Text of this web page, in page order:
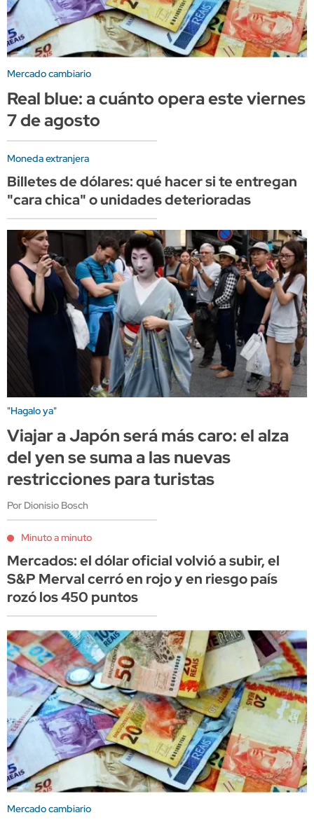
Mercado cambiario
Real blue: a cuánto opera este viernes
7 de agosto
Moneda extranjera
Billetes de dólares: qué hacer si te entregan
"cara chica" o unidades deterioradas
"Hagalo ya"
Viajar a Japón será más caro: el alza
del yen se suma a las nuevas
restricciones para turistas
Por Dionisio Bosch
Minuto a minuto
Mercados: el dólar oficial volvió a subir, el
S&P Merval cerró en rojo y en riesgo país
rozó los 450 puntos
Mercado cambiario